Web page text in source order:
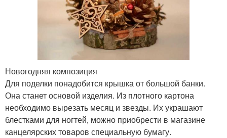
Новогодняя композиция
Для поделки понадобится крышка от большой банки.
Она станет основой изделия. Из плотного картона
необходимо вырезать месяц и звезды. Их украшают
блестками для ногтей, можно приобрести в магазине
канцелярских товаров специальную бумагу.